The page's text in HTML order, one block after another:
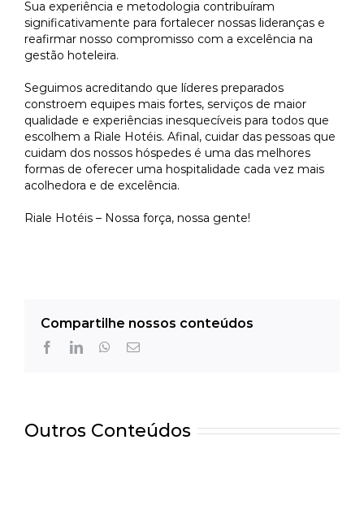
Sua experiência e metodologia contribuíram
significativamente para fortalecer nossas lideranças e
reafirmar nosso compromisso com a excelência na
gestão hoteleira.
Seguimos acreditando que líderes preparados
constroem equipes mais fortes, serviços de maior
qualidade e experiências inesquecíveis para todos que
escolhem a Riale Hotéis. Afinal, cuidar das pessoas que
cuidam dos nossos hóspedes é uma das melhores
formas de oferecer uma hospitalidade cada vez mais
acolhedora e de excelência.
Riale Hotéis – Nossa força, nossa gente!
Compartilhe nossos conteúdos
FacebookLinkedInWhatsApp
E-
Outros Conteúdos